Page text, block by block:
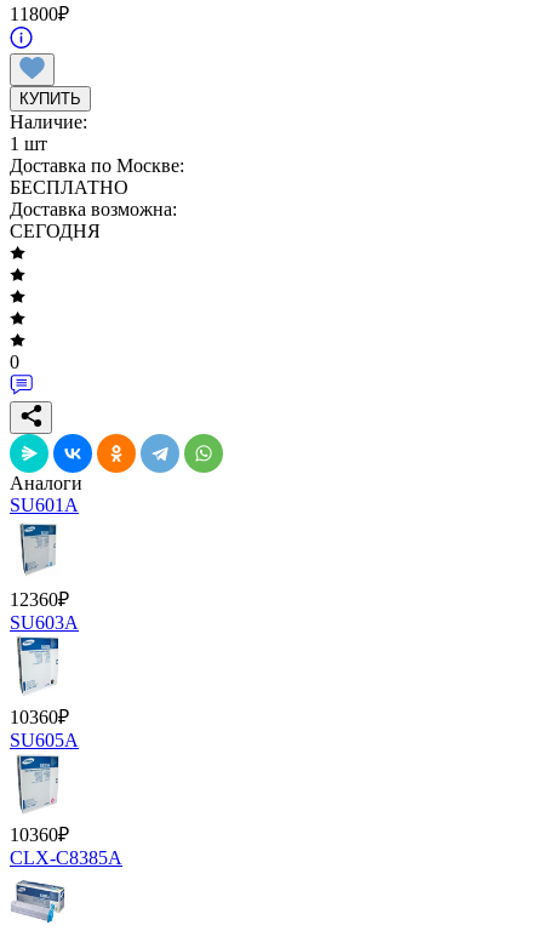
11800₽
КУПИТЬ
Наличие:
1 шт
Доставка по Москве:
БЕСПЛАТНО
Доставка возможна:
СЕГОДНЯ
0
Аналоги
SU601A
12360₽
SU603A
10360₽
SU605A
10360₽
CLX-C8385A